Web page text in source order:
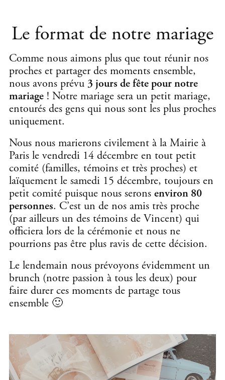
Le format de notre mariage
Comme nous aimons plus que tout réunir nos
proches et partager des moments ensemble,
nous avons prévu 3 jours de fête pour notre
mariage ! Notre mariage sera un petit mariage,
entourés des gens qui nous sont les plus proches
uniquement.
Nous nous marierons civilement à la Mairie à
Paris le vendredi 14 décembre en tout petit
comité (familles, témoins et très proches) et
laïquement le samedi 15 décembre, toujours en
petit comité puisque nous serons environ 80
personnes. C’est un de nos amis très proche
(par ailleurs un des témoins de Vincent) qui
officiera lors de la cérémonie et nous ne
pourrions pas être plus ravis de cette décision.
Le lendemain nous prévoyons évidemment un
brunch (notre passion à tous les deux) pour
faire durer ces moments de partage tous
ensemble 🙂